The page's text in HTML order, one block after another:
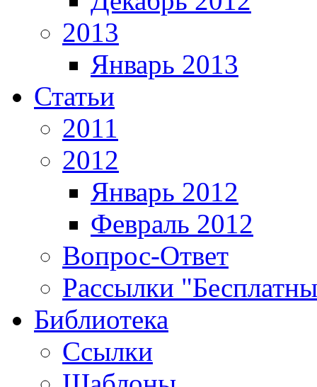
2013
Январь 2013
Статьи
2011
2012
Январь 2012
Февраль 2012
Вопрос-Ответ
Рассылки
Библиотека
Ссылки